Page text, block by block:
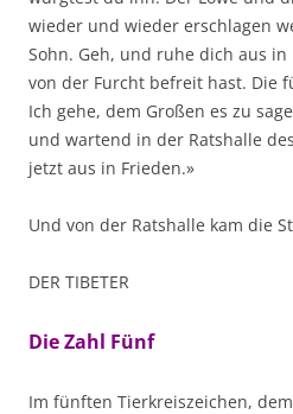
wieder und wieder erschlagen
Sohn. Geh, und ruhe dich aus
von der Furcht befreit hast. Die
Ich gehe, dem Großen es zu
und wartend in der Ratshalle
jetzt aus in Frieden.»
Und von der Ratshalle kam die
DER TIBETER
Die Zahl Fünf
Im fünften Tierkreiszeichen,